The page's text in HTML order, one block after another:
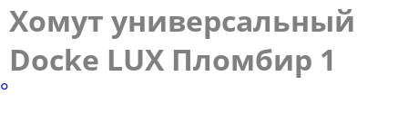
Хомут универсальный
Docke LUX Пломбир 1